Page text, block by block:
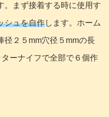
。まず接着する時に使用す
シュを自作します。ホーム
径２５mm穴径５mmの長
ーナイフで全部で６個作